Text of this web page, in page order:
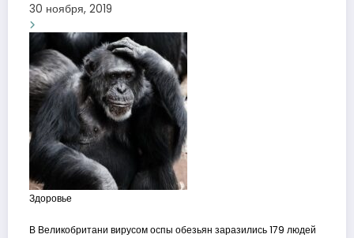
30 ноября, 2019
Здоровье
В Великобритани вирусом оспы обезьян заразились 179 людей